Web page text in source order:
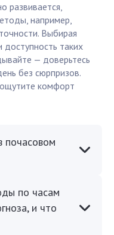
развивается,
например,
Выбирая
таких
— доверьтесь
без сюрпризов.
комфорт
почасовом
по часам
и что